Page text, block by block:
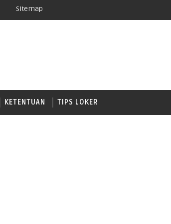
Sitemap
KETENTUAN TIPS LOKER